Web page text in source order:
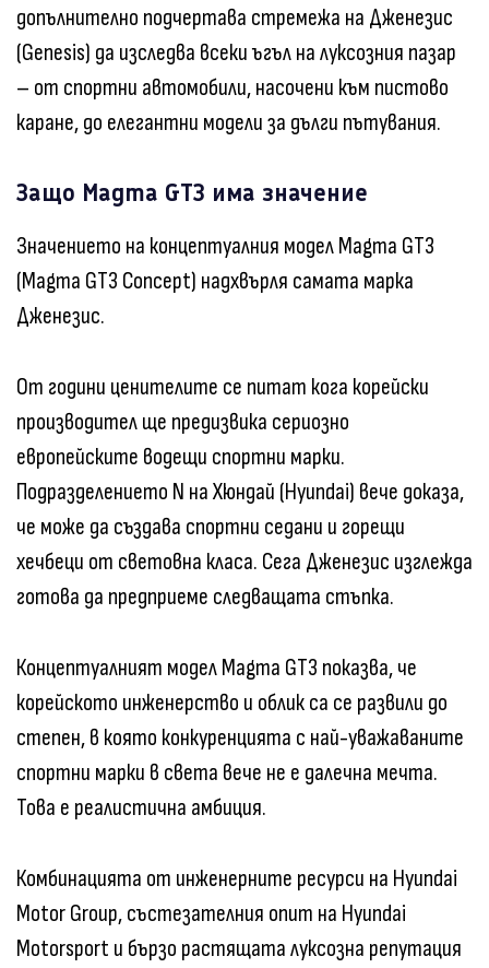
допълнително подчертава стремежа на Дженезис
(Genesis) да изследва всеки ъгъл на луксозния пазар
– от спортни автомобили, насочени към пистово
каране, до елегантни модели за дълги пътувания.
Защо Magma GT3 има значение
Значението на концептуалния модел Magma GT3
(Magma GT3 Concept) надхвърля самата марка
Дженезис.
От години ценителите се питат кога корейски
производител ще предизвика сериозно
европейските водещи спортни марки.
Подразделението N на Хюндай (Hyundai) вече доказа,
че може да създава спортни седани и горещи
хечбеци от световна класа. Сега Дженезис изглежда
готова да предприеме следващата стъпка.
Концептуалният модел Magma GT3 показва, че
корейското инженерство и облик са се развили до
степен, в която конкуренцията с най-уважаваните
спортни марки в света вече не е далечна мечта.
Това е реалистична амбиция.
Комбинацията от инженерните ресурси на Hyundai
Motor Group, състезателния опит на Hyundai
Motorsport и бързо растящата луксозна репутация